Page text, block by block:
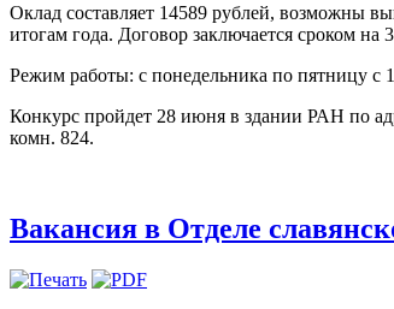
Оклад составляет 14589 рублей, возможны
итогам года. Договор заключается сроком на
Режим работы: с понедельника по пятницу с
Конкурс пройдет 28 июня в здании РАН по
комн. 824.
Вакансия в Отделе